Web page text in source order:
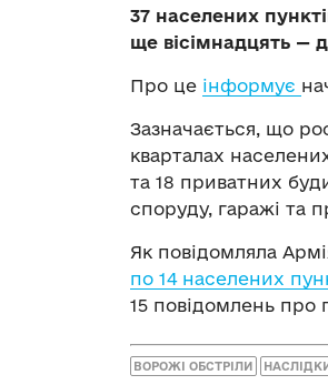
37 населених
ще вісімнадцять —
Про це інформує
Зазначається, що
кварталах
та 18 приватних
споруду, гаражі та
Як повідомляла
по 14 населених
15 повідомлень
ВОРОЖІ ОБСТРІЛИ